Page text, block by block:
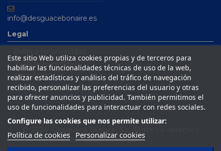
info@desguacebonaire.es
Legal
Política de cookies
Aviso legal
Condiciones de venta
Este sitio Web utiliza cookies propias y de terceros para
habilitar las funcionalidades técnicas de uso de la web,
realizar estadísticas y análisis del tráfico de navegación
recibido, personalizar las preferencias del usuario y otras
para ofrecer anuncios y publicidad. También permitimos el
uso de funcionalidades para interactuar con redes sociales.
Configure las cookies que nos permite utilizar:
Política de cookies Personalizar cookies
reservados | Desarrollado porSeintosoft